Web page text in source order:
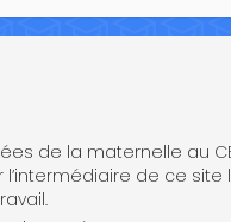
de la maternelle au
de ce site